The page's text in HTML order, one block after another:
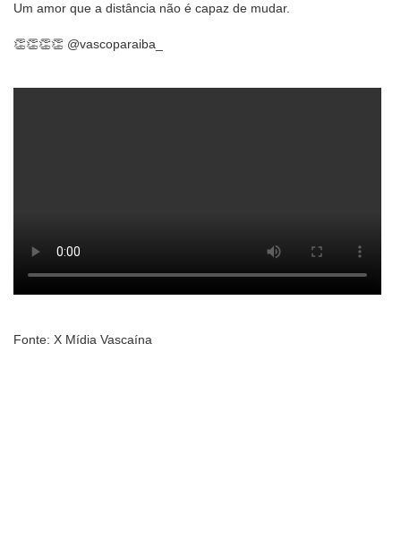
Um amor que a distância não é capaz de mudar.
👏👏👏👏 @vascoparaiba_
Fonte: X Mídia Vascaína